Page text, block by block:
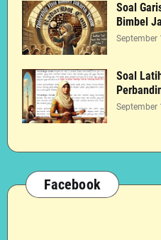
Soal
Bimbel
September
Soal
September
Facebook